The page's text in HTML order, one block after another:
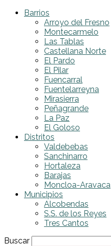
Barrios
Arroyo del Fresno
Montecarmelo
Las Tablas
Castellana Norte
El Pardo
El Pilar
Fuencarral
Fuentelarreyna
Mirasierra
Peñagrande
La Paz
El Goloso
Distritos
Valdebebas
Sanchinarro
Hortaleza
Barajas
Moncloa-Aravaca
Municipios
Alcobendas
S.S. de los Reyes
Tres Cantos
Buscar